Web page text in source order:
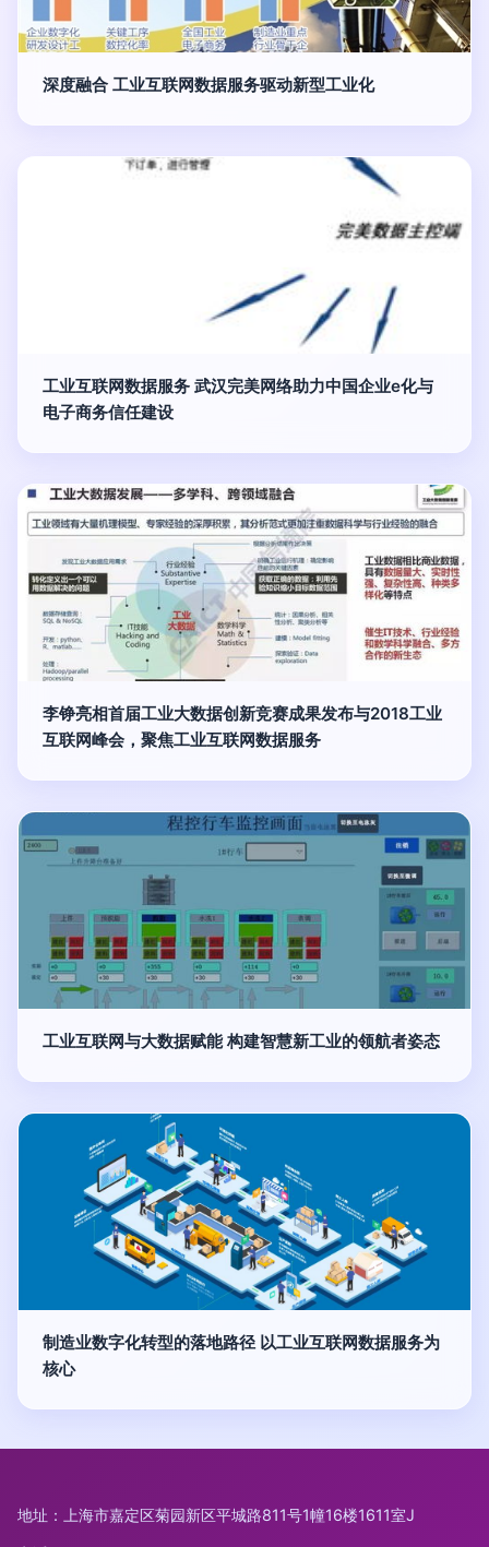
深度融合 工业互联网数据服务驱动新型工业化
工业互联网数据服务 武汉完美网络助力中国企业e化与
电子商务信任建设
李铮亮相首届工业大数据创新竞赛成果发布与2018工业
互联网峰会，聚焦工业互联网数据服务
工业互联网与大数据赋能 构建智慧新工业的领航者姿态
制造业数字化转型的落地路径 以工业互联网数据服务为
核心
地址：上海市嘉定区菊园新区平城路811号1幢16楼1611室J